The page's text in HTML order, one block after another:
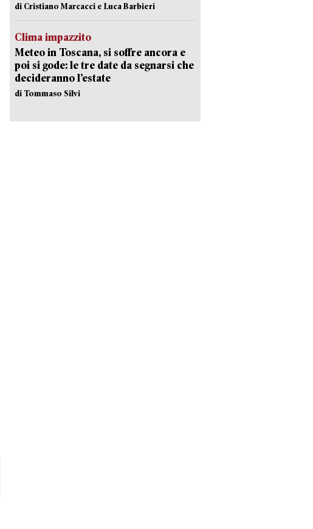
di Cristiano Marcacci e Luca Barbieri
Clima impazzito
Meteo in Toscana, si soffre ancora e
poi si gode: le tre date da segnarsi che
decideranno l’estate
di Tommaso Silvi